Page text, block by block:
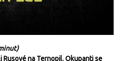
Rusové na Ternopil. Okupanti se